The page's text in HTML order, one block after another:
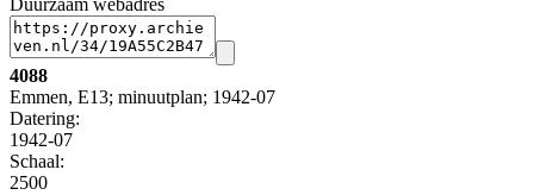
Duurzaam webadres
4088
Emmen, E13; minuutplan; 1942-07
Datering:
1942-07
Schaal:
2500